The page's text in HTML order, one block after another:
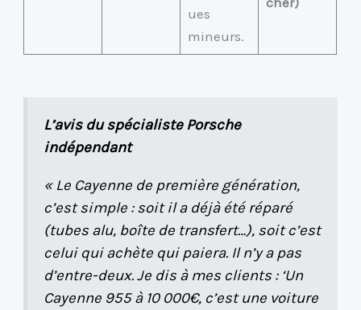
ues
mineurs.
L’avis du spécialiste Porsche
indépendant
« Le Cayenne de première génération,
c’est simple : soit il a déjà été réparé
(tubes alu, boîte de transfert…), soit c’est
celui qui achète qui paiera. Il n’y a pas
d’entre-deux. Je dis à mes clients : ‘Un
Cayenne 955 à 10 000€, c’est une voiture